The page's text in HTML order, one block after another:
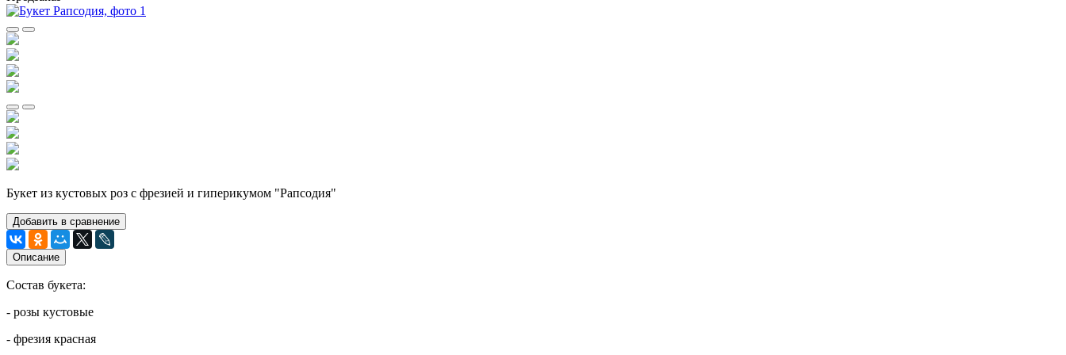
Букет из кустовых роз с фрезией и гиперикумом "Рапсодия"
Добавить в сравнение
Описание
Состав букета:
- розы кустовые
- фрезия красная